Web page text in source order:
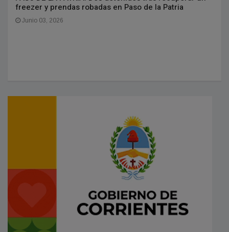
freezer y prendas robadas en Paso de la Patria
Junio 03, 2026